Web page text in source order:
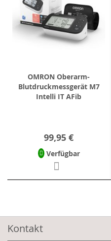
OMRON Oberarm-
Blutdruckmessgerät M7
Intelli IT AFib
99,95 €
Verfügbar
Kontakt